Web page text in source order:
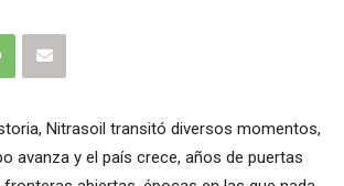
Nitrasoil transitó diversos momentos,
avanza y el país crece, años de puertas